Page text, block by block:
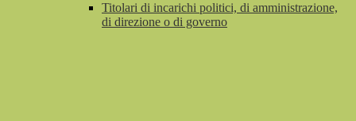
Titolari di incarichi politici, di amministrazione,
di direzione o di governo